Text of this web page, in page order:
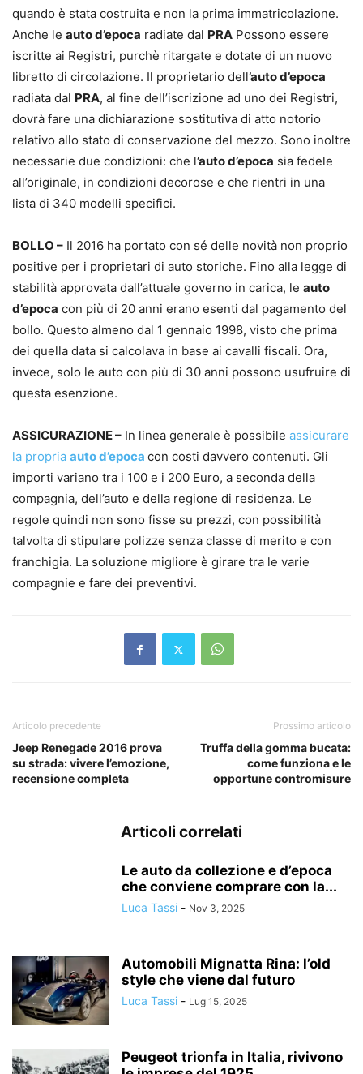
quando è stata costruita e non la prima immatricolazione.
Anche le auto d’epoca radiate dal PRA Possono essere
iscritte ai Registri, purchè ritargate e dotate di un nuovo
libretto di circolazione. Il proprietario dell’auto d’epoca
radiata dal PRA, al fine dell’iscrizione ad uno dei Registri,
dovrà fare una dichiarazione sostitutiva di atto notorio
relativo allo stato di conservazione del mezzo. Sono inoltre
necessarie due condizioni: che l’auto d’epoca sia fedele
all’originale, in condizioni decorose e che rientri in una
lista di 340 modelli specifici.
BOLLO – Il 2016 ha portato con sé delle novità non proprio
positive per i proprietari di auto storiche. Fino alla legge di
stabilità approvata dall’attuale governo in carica, le auto
d’epoca con più di 20 anni erano esenti dal pagamento del
bollo. Questo almeno dal 1 gennaio 1998, visto che prima
dei quella data si calcolava in base ai cavalli fiscali. Ora,
invece, solo le auto con più di 30 anni possono usufruire di
questa esenzione.
ASSICURAZIONE – In linea generale è possibile assicurare
la propria auto d’epoca con costi davvero contenuti. Gli
importi variano tra i 100 e i 200 Euro, a seconda della
compagnia, dell’auto e della regione di residenza. Le
regole quindi non sono fisse su prezzi, con possibilità
talvolta di stipulare polizze senza classe di merito e con
franchigia. La soluzione migliore è girare tra le varie
compagnie e fare dei preventivi.
Articolo precedente
Jeep Renegade 2016 prova
su strada: vivere l’emozione,
recensione completa
Prossimo articolo
Truffa della gomma bucata:
come funziona e le
opportune contromisure
Articoli correlati
Le auto da collezione e d’epoca
che conviene comprare con la...
Luca Tassi - Nov 3, 2025
Automobili Mignatta Rina: l’old
style che viene dal futuro
Luca Tassi - Lug 15, 2025
Peugeot trionfa in Italia, rivivono